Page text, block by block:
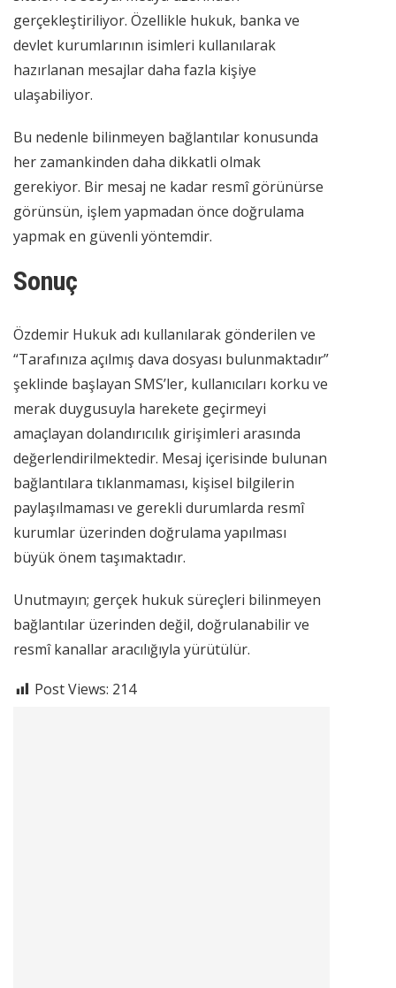
gerçekleştiriliyor. Özellikle hukuk, banka ve
devlet kurumlarının isimleri kullanılarak
hazırlanan mesajlar daha fazla kişiye
ulaşabiliyor.
Bu nedenle bilinmeyen bağlantılar konusunda
her zamankinden daha dikkatli olmak
gerekiyor. Bir mesaj ne kadar resmî görünürse
görünsün, işlem yapmadan önce doğrulama
yapmak en güvenli yöntemdir.
Sonuç
Özdemir Hukuk adı kullanılarak gönderilen ve
“Tarafınıza açılmış dava dosyası bulunmaktadır”
şeklinde başlayan SMS’ler, kullanıcıları korku ve
merak duygusuyla harekete geçirmeyi
amaçlayan dolandırıcılık girişimleri arasında
değerlendirilmektedir. Mesaj içerisinde bulunan
bağlantılara tıklanmaması, kişisel bilgilerin
paylaşılmaması ve gerekli durumlarda resmî
kurumlar üzerinden doğrulama yapılması
büyük önem taşımaktadır.
Unutmayın; gerçek hukuk süreçleri bilinmeyen
bağlantılar üzerinden değil, doğrulanabilir ve
resmî kanallar aracılığıyla yürütülür.
Post Views: 214